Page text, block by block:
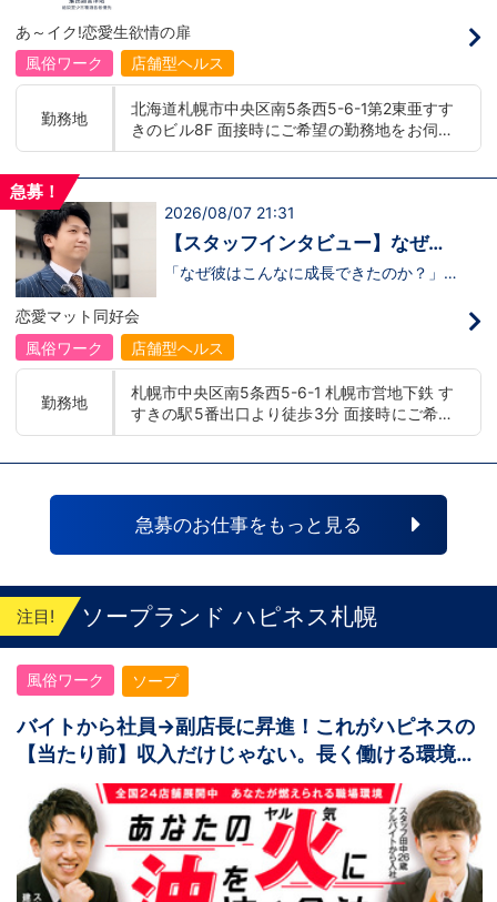
00 yenLanguage allowance introduced
More preferential for those who are fluen
t in 3 or more languages인바운드 대책 철
저 공략무조건 월급 40만엔부터 시작!어
底的入站策略無條件月薪 400,000 日圓起
推出語言津貼能說至少三種語言者優先
あ～イク!恋愛生欲情の扉
風俗ワーク
店舗型ヘルス
勤務地
北海道札幌市中央区南5条西5-6-1第2東亜すす
きのビル8F 面接時にご希望の勤務地をお伺い
し、配属店舗を決定いたします。 入社後の転
■横浜エリア：神奈川県横浜市中区 ・京急線
黄金町駅、日ノ出町駅 ・市営地下鉄阪東橋
駅、伊勢佐木長者町駅 ・JR横浜線関内駅 ■札
幌エリア：北海道札幌市 地下鉄南北線すすき
の駅
急募！
2026/08/07 21:31
【スタッフインタビュー】なぜ彼
は成長できたのか？福利厚生と“熱
「なぜ彼はこんなに成長できたのか？」そ
タビュー。入社して2年経ちぐんぐん成長
している彼が、なぜこの業界に飛び込み、
挑戦し続けているのか——。その裏側を本
人がリアルに語ってくれています。 「職
場の雰囲気って実際どうなの？」「どんな
動画で木崎さんの熱量とストーリーを感じ
恋愛マット同好会
風俗ワーク
店舗型ヘルス
勤務地
札幌市中央区南5条西5-6-1 札幌市営地下鉄 す
すきの駅5番出口より徒歩3分 面接時にご希望
の勤務地をお伺いし、配属店舗を決定いたし
鉄南北線すすきの駅 ■横浜エリア：神奈川県
横浜市中区 ・京急線黄金町駅、日ノ出町駅 ・
市営地下鉄阪東橋駅、伊勢佐木長者町駅 ・JR
横浜線関内駅 ■土浦エリア：茨城県土浦市桜
町 ・JR常磐線土浦駅
急募のお仕事をもっと見る
注目! ソープランド ハピネス札幌
風俗ワーク ソープ
バイトから社員→副店長に昇進！これがハピネスの
【当たり前】収入だけじゃない。長く働ける環境が
ある。